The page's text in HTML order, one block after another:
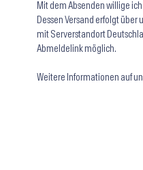
Mit dem Absenden willige
Dessen Versand erfolgt
mit Serverstandort
Abmeldelink möglich.
Weitere Informationen auf